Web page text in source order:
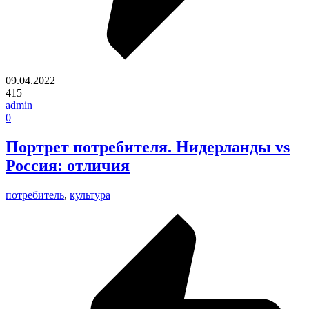
09.04.2022
415
admin
0
Портрет потребителя. Нидерланды vs
Россия: отличия
потребитель, культура